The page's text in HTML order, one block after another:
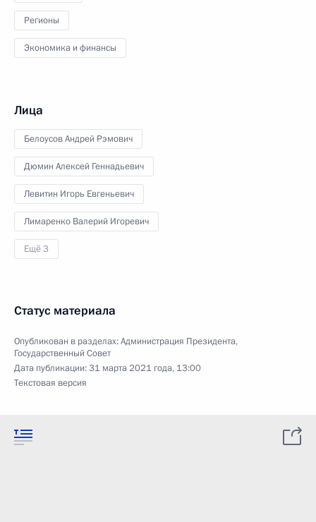
Регионы
Экономика и финансы
Лица
Белоусов Андрей Рэмович
Дюмин Алексей Геннадьевич
Левитин Игорь Евгеньевич
Лимаренко Валерий Игоревич
Ещё 3
Статус материала
Опубликован в разделах:Администрация Президента,
Государственный Совет
Дата публикации:31 марта 2021 года, 13:00
Текстовая версия